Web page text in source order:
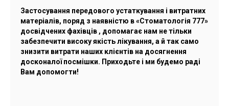
Застосування передового устаткування і витратних
матеріалів, поряд з наявністю в «Стоматологія 777»
досвідчених фахівців , допомагає нам не тільки
забезпечити високу якість лікування, а й так само
знизити витрати наших клієнтів на досягнення
досконалої посмішки. Приходьте і ми будемо раді
Вам допомогти!